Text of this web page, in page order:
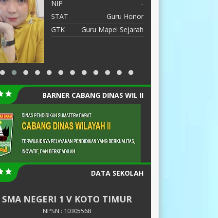
NIP
-
STAT
Guru Honor
GTK
Guru Mapel Sejarah
BARNER CABANG DINAS WIL II
DATA SEKOLAH
SMA NEGERI 1 V KOTO TIMUR
NPSN : 10305568